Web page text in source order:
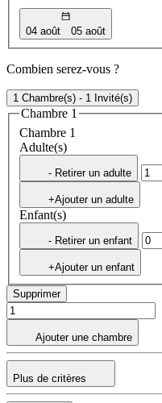
04 août 05 août
Combien serez-vous ?
1 Chambre(s) - 1 Invité(s)
Chambre 1
Chambre 1
Adulte(s)
- Retirer un adulte
+Ajouter un adulte
Enfant(s)
- Retirer un enfant
+Ajouter un enfant
Supprimer
Ajouter une chambre
Plus de critères